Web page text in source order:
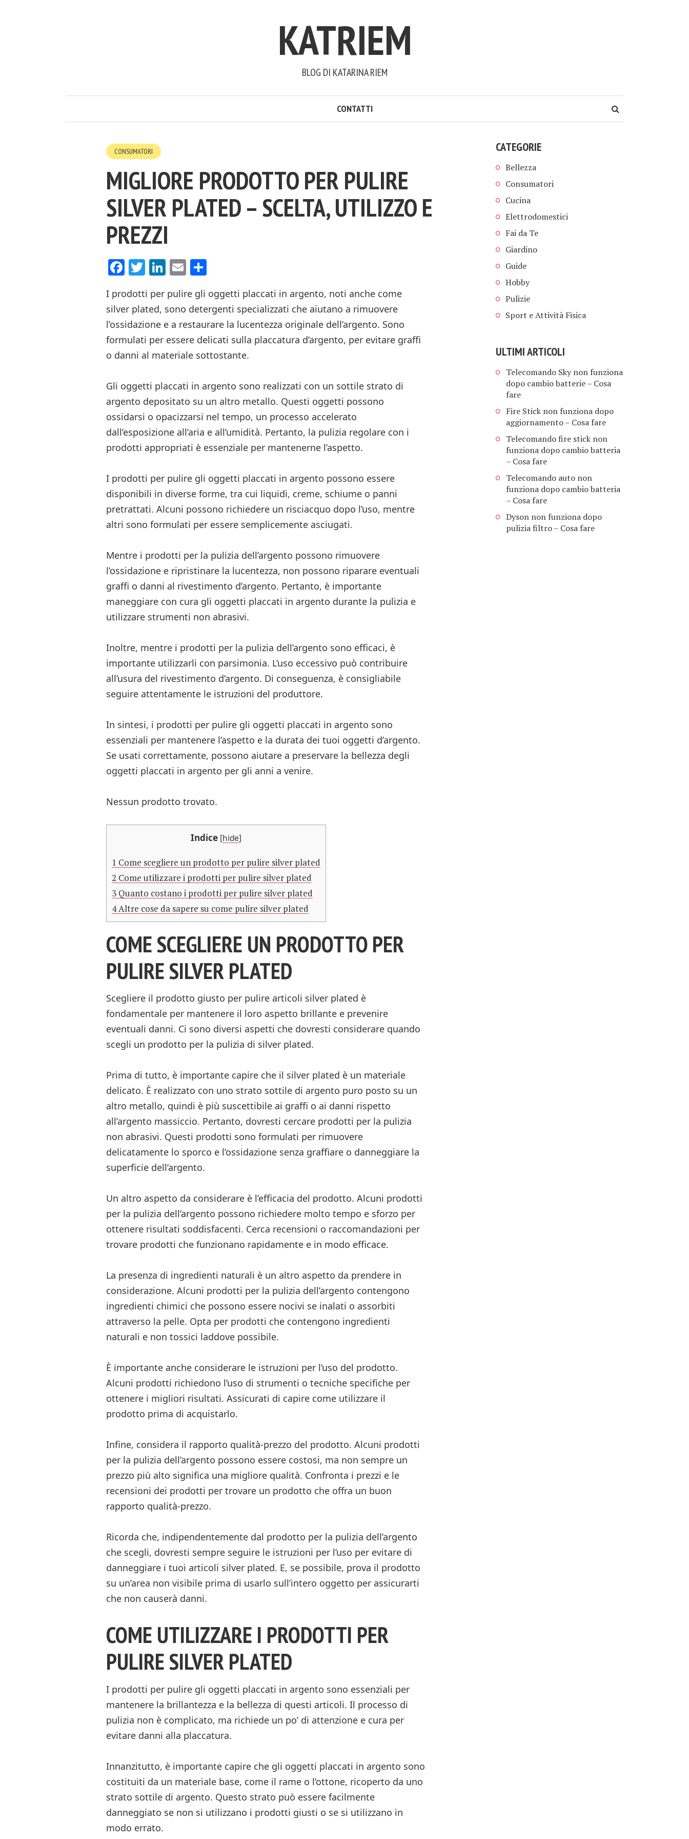
KATRIEM
BLOG DI KATARINA RIEM
CONTATTI
CONSUMATORI
MIGLIORE PRODOTTO PER PULIRE
SILVER PLATED – SCELTA, UTILIZZO E
PREZZI
Facebook
Twitter
LinkedIn
Email
I prodotti per pulire gli oggetti placcati in argento, noti anche come
silver plated, sono detergenti specializzati che aiutano a rimuovere
l’ossidazione e a restaurare la lucentezza originale dell’argento. Sono
formulati per essere delicati sulla placcatura d’argento, per evitare graffi
o danni al materiale sottostante.
Gli oggetti placcati in argento sono realizzati con un sottile strato di
argento depositato su un altro metallo. Questi oggetti possono
ossidarsi o opacizzarsi nel tempo, un processo accelerato
dall’esposizione all’aria e all’umidità. Pertanto, la pulizia regolare con i
prodotti appropriati è essenziale per mantenerne l’aspetto.
I prodotti per pulire gli oggetti placcati in argento possono essere
disponibili in diverse forme, tra cui liquidi, creme, schiume o panni
pretrattati. Alcuni possono richiedere un risciacquo dopo l’uso, mentre
altri sono formulati per essere semplicemente asciugati.
Mentre i prodotti per la pulizia dell’argento possono rimuovere
l’ossidazione e ripristinare la lucentezza, non possono riparare eventuali
graffi o danni al rivestimento d’argento. Pertanto, è importante
maneggiare con cura gli oggetti placcati in argento durante la pulizia e
utilizzare strumenti non abrasivi.
Inoltre, mentre i prodotti per la pulizia dell’argento sono efficaci, è
importante utilizzarli con parsimonia. L’uso eccessivo può contribuire
all’usura del rivestimento d’argento. Di conseguenza, è consigliabile
seguire attentamente le istruzioni del produttore.
In sintesi, i prodotti per pulire gli oggetti placcati in argento sono
essenziali per mantenere l’aspetto e la durata dei tuoi oggetti d’argento.
Se usati correttamente, possono aiutare a preservare la bellezza degli
oggetti placcati in argento per gli anni a venire.
Nessun prodotto trovato.
Indice [hide]
1 Come scegliere un prodotto per pulire silver plated
2 Come utilizzare i prodotti per pulire silver plated
3 Quanto costano i prodotti per pulire silver plated
4Altre cose da sapere su come pulire silver plated
COME SCEGLIERE UN PRODOTTO PER
PULIRE SILVER PLATED
Scegliere il prodotto giusto per pulire articoli silver plated è
fondamentale per mantenere il loro aspetto brillante e prevenire
eventuali danni. Ci sono diversi aspetti che dovresti considerare quando
scegli un prodotto per la pulizia di silver plated.
Prima di tutto, è importante capire che il silver plated è un materiale
delicato. È realizzato con uno strato sottile di argento puro posto su un
altro metallo, quindi è più suscettibile ai graffi o ai danni rispetto
all’argento massiccio. Pertanto, dovresti cercare prodotti per la pulizia
non abrasivi. Questi prodotti sono formulati per rimuovere
delicatamente lo sporco e l’ossidazione senza graffiare o danneggiare la
superficie dell’argento.
Un altro aspetto da considerare è l’efficacia del prodotto. Alcuni prodotti
per la pulizia dell’argento possono richiedere molto tempo e sforzo per
ottenere risultati soddisfacenti. Cerca recensioni o raccomandazioni per
trovare prodotti che funzionano rapidamente e in modo efficace.
La presenza di ingredienti naturali è un altro aspetto da prendere in
considerazione. Alcuni prodotti per la pulizia dell’argento contengono
ingredienti chimici che possono essere nocivi se inalati o assorbiti
attraverso la pelle. Opta per prodotti che contengono ingredienti
naturali e non tossici laddove possibile.
È importante anche considerare le istruzioni per l’uso del prodotto.
Alcuni prodotti richiedono l’uso di strumenti o tecniche specifiche per
ottenere i migliori risultati. Assicurati di capire come utilizzare il
prodotto prima di acquistarlo.
Infine, considera il rapporto qualità-prezzo del prodotto. Alcuni prodotti
per la pulizia dell’argento possono essere costosi, ma non sempre un
prezzo più alto significa una migliore qualità. Confronta i prezzi e le
recensioni dei prodotti per trovare un prodotto che offra un buon
rapporto qualità-prezzo.
Ricorda che, indipendentemente dal prodotto per la pulizia dell’argento
che scegli, dovresti sempre seguire le istruzioni per l’uso per evitare di
danneggiare i tuoi articoli silver plated. E, se possibile, prova il prodotto
su un’area non visibile prima di usarlo sull’intero oggetto per assicurarti
che non causerà danni.
COME UTILIZZARE I PRODOTTI PER
PULIRE SILVER PLATED
I prodotti per pulire gli oggetti placcati in argento sono essenziali per
mantenere la brillantezza e la bellezza di questi articoli. Il processo di
pulizia non è complicato, ma richiede un po’ di attenzione e cura per
evitare danni alla placcatura.
Innanzitutto, è importante capire che gli oggetti placcati in argento sono
costituiti da un materiale base, come il rame o l’ottone, ricoperto da uno
strato sottile di argento. Questo strato può essere facilmente
danneggiato se non si utilizzano i prodotti giusti o se si utilizzano in
modo errato.
CATEGORIE
Bellezza
Consumatori
Cucina
Elettrodomestici
Fai da Te
Giardino
Guide
Hobby
Pulizie
Sport e Attività Fisica
ULTIMI ARTICOLI
Telecomando Sky non funziona
dopo cambio batterie​ – Cosa
fare
Fire Stick non funziona dopo
aggiornamento​ – Cosa fare
Telecomando fire stick non
funziona dopo cambio batteria​
– Cosa fare
Telecomando auto non
funziona dopo cambio batteria​
– Cosa fare
Dyson non funziona dopo
pulizia filtro​ – Cosa fare